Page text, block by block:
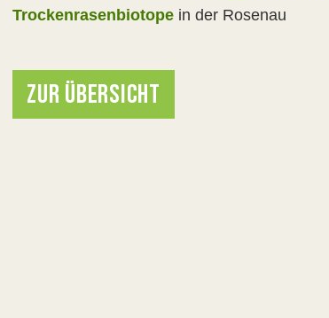
Trockenrasenbiotope in der Rosenau
ZUR ÜBERSICHT